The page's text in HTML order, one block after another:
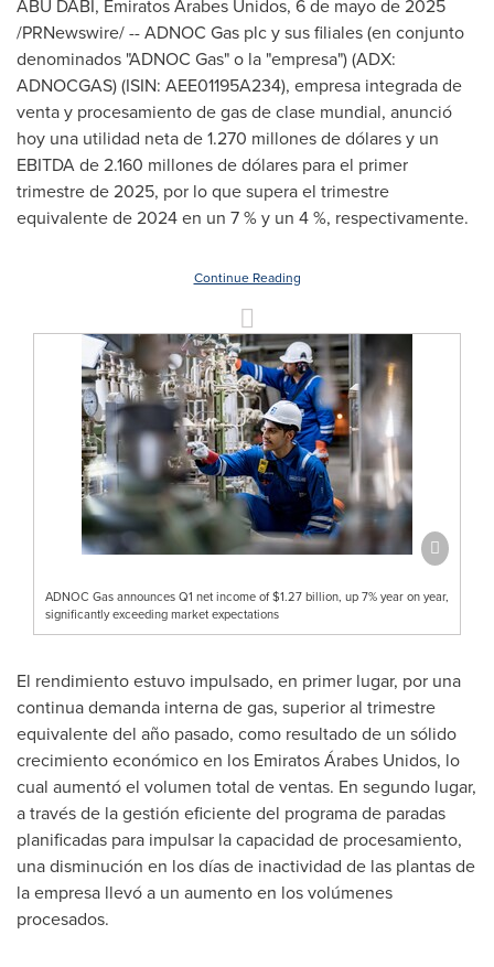
ABU DABI, Emiratos Árabes Unidos, 6 de mayo de 2025
/PRNewswire/ -- ADNOC Gas plc y sus filiales (en conjunto
denominados "ADNOC Gas" o la "empresa") (ADX:
ADNOCGAS) (ISIN: AEE01195A234), empresa integrada de
venta y procesamiento de gas de clase mundial, anunció
hoy una utilidad neta de 1.270 millones de dólares y un
EBITDA de 2.160 millones de dólares para el primer
trimestre de 2025, por lo que supera el trimestre
equivalente de 2024 en un 7 % y un 4 %, respectivamente.
Continue Reading
ADNOC Gas announces Q1 net income of $1.27 billion, up 7% year on year,
significantly exceeding market expectations
El rendimiento estuvo impulsado, en primer lugar, por una
continua demanda interna de gas, superior al trimestre
equivalente del año pasado, como resultado de un sólido
crecimiento económico en los Emiratos Árabes Unidos, lo
cual aumentó el volumen total de ventas. En segundo lugar,
a través de la gestión eficiente del programa de paradas
planificadas para impulsar la capacidad de procesamiento,
una disminución en los días de inactividad de las plantas de
la empresa llevó a un aumento en los volúmenes
procesados.